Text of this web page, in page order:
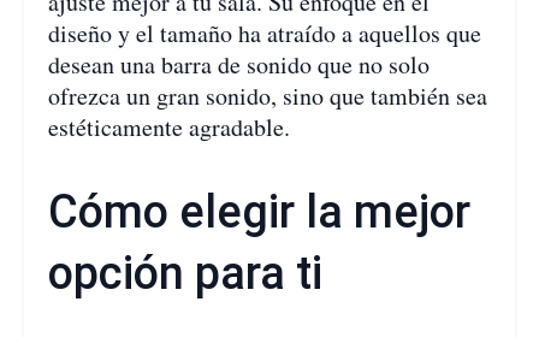
diseño y el tamaño ha atraído a aquellos que
desean una barra de sonido que no solo
ofrezca un gran sonido, sino que también sea
estéticamente agradable.
Cómo elegir la mejor
opción para ti